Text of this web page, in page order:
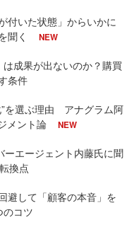
付いた状態」からいかに
聞く
NEW
成果が出ないのか？購買
条件
”を選ぶ理由 アナグラム阿
メント論
NEW
ーエージェント内藤氏に聞
換点
避して「顧客の本音」を
のコツ